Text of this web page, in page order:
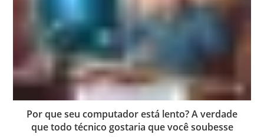
Por que seu computador está lento? A verdade
que todo técnico gostaria que você soubesse